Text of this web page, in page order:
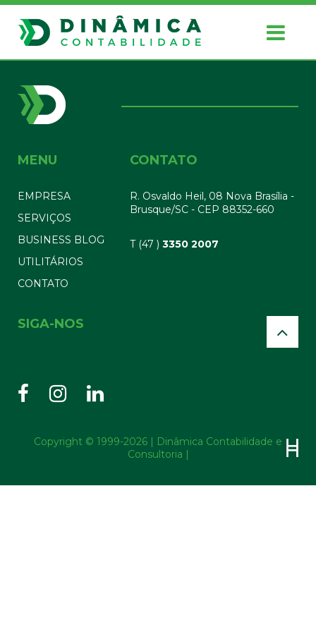
MENU
EMPRESA
SERVIÇOS
BUSINESS BLOG
UTILITÁRIOS
CONTATO
CONTATO
R. Osvaldo Heil, 08 Nova Brasília -
Brusque/SC - CEP 88352-660
T (47 )3350 2007
SIGA-NOS
Copyright © 1999-2026 | Dinâmica Contabilidade e
Consultoria |